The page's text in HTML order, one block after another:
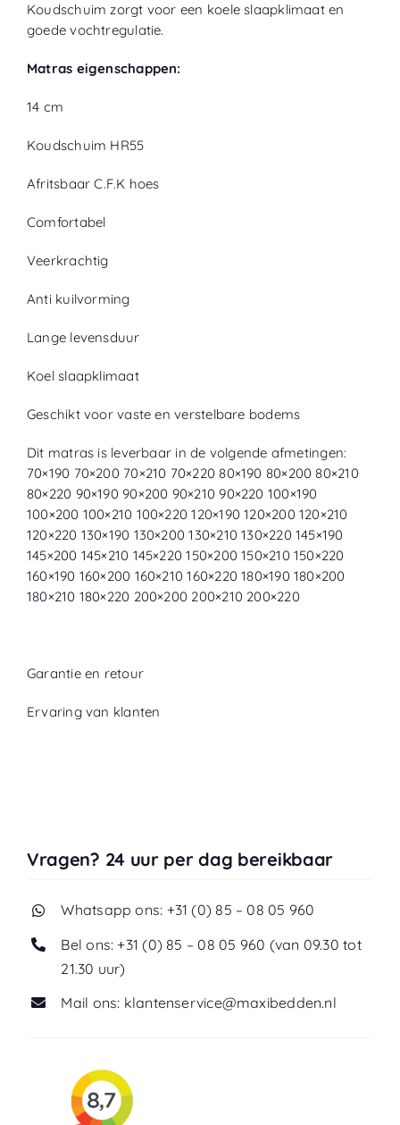
Koudschuim zorgt voor een koele slaapklimaat en
goede vochtregulatie.
Matras eigenschappen:
14 cm
Koudschuim HR55
Afritsbaar C.F.K hoes
Comfortabel
Veerkrachtig
Anti kuilvorming
Lange levensduur
Koel slaapklimaat
Geschikt voor vaste en verstelbare bodems
Dit matras is leverbaar in de volgende afmetingen:
70×190 70×200 70×210 70×220 80×190 80×200 80×210
80×220 90×190 90×200 90×210 90×220 100×190
100×200 100×210 100×220 120×190 120×200 120×210
120×220 130×190 130×200 130×210 130×220 145×190
145×200 145×210 145×220 150×200 150×210 150×220
160×190 160×200 160×210 160×220 180×190 180×200
180×210 180×220 200×200 200×210 200×220
Garantie en retour
Ervaring van klanten
Vragen? 24 uur per dag bereikbaar
Whatsapp ons: +31 (0) 85 – 08 05 960
Bel ons: +31 (0) 85 – 08 05 960 (van 09.30 tot
21.30 uur)
Mail ons: klantenservice@maxibedden.nl